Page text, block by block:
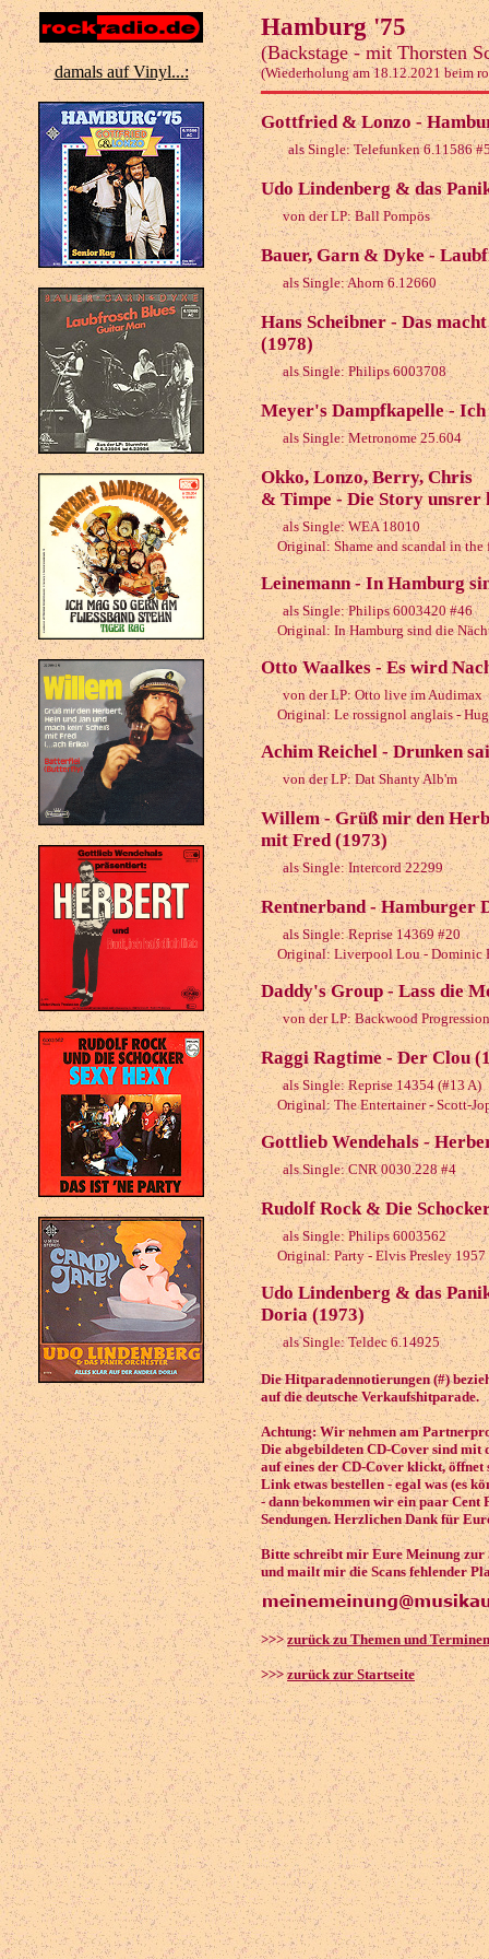
damals auf Vinyl...:
Hamburg '75
(Backstage - mit Thorsten
(Wiederholung am 18.12.2021 beim
Gottfried & Lonzo -
als Single: Telefunken 6.11586
Udo Lindenberg & das
von der LP: Ball Pompös
Bauer, Garn & Dyke -
als Single: Ahorn 6.12660
Hans Scheibner - Das
(1978)
als Single: Philips 6003708
Meyer's Dampfkapelle - Ich
als Single: Metronome 25.604
Okko, Lonzo, Berry, Chris
& Timpe - Die Story unsrer
als Single: WEA 18010
Original: Shame and scandal in the
Leinemann - In Hamburg
als Single: Philips 6003420 #46
Original: In Hamburg sind die
Otto Waalkes - Es wird
von der LP: Otto live im Audimax
Original: Le rossignol anglais -
Achim Reichel - Drunken
von der LP: Dat Shanty Alb'm
Willem - Grüß mir den
mit Fred (1973)
als Single: Intercord 22299
Rentnerband - Hamburger
als Single: Reprise 14369 #20
Original: Liverpool Lou - Dominic
Daddy's Group - Lass die
von der LP: Backwood Progression
Raggi Ragtime - Der Clou
als Single: Reprise 14354 (#13 A)
Original: The Entertainer - Scott-
Gottlieb Wendehals -
als Single: CNR 0030.228 #4
Rudolf Rock & Die
als Single: Philips 6003562
Original: Party - Elvis Presley 1957
Udo Lindenberg & das
Doria (1973)
als Single: Teldec 6.14925
Die Hitparadennotierungen (#)
auf die deutsche Verkaufshitparade.
Achtung: Wir nehmen am
Die abgebildeten CD-Cover sind mit
auf eines der CD-Cover klickt,
Link etwas bestellen - egal was (es
- dann bekommen wir ein paar Cent
Sendungen. Herzlichen Dank für
Bitte schreibt mir Eure Meinung zur
und mailt mir die Scans fehlender
>>>zurück zu Themen und Terminen
>>>zurück zur Startseite